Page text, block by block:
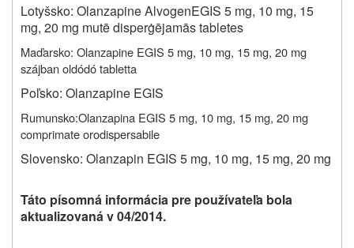
Lotyšsko: Olanzapine AlvogenEGIS 5 mg, 10 mg, 15
mg, 20 mg mutē disperġējamās tabletes
Maďarsko: Olanzapine EGIS 5 mg, 10 mg, 15 mg, 20 mg
szájban oldódó tabletta
Poľsko: Olanzapine EGIS
Rumunsko:Olanzapina EGIS 5 mg, 10 mg, 15 mg, 20 mg
comprimate orodispersabile
Slovensko: Olanzapin EGIS 5 mg, 10 mg, 15 mg, 20 mg
Táto písomná informácia pre používateľa bola
aktualizovaná v 04/2014.